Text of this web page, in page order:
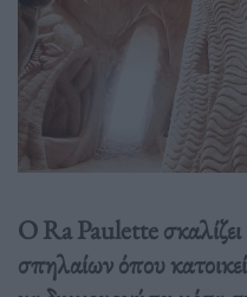
Ο Ra Paulette σκαλίζει
σπηλαίων όπου